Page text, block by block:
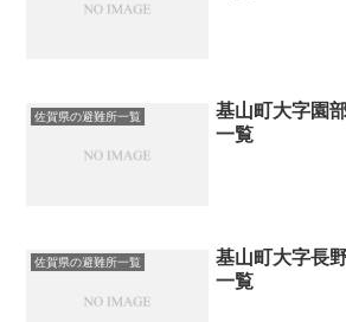
佐賀県の避難所一覧
基山町大字園
一覧
佐賀県の避難所一覧
基山町大字長
一覧